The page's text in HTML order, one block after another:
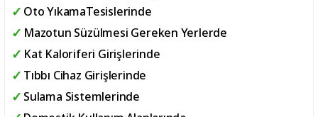
Oto YıkamaTesislerinde
Mazotun Süzülmesi Gereken Yerlerde
Kat Kaloriferi Girişlerinde
Tıbbı Cihaz Girişlerinde
Sulama Sistemlerinde